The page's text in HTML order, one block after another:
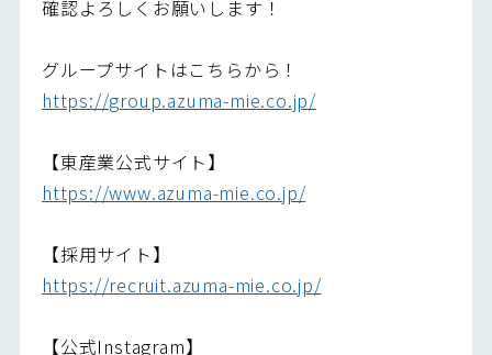
確認よろしくお願いします！
グループサイトはこちらから！
https://group.azuma-mie.co.jp/
【東産業公式サイト】
https://www.azuma-mie.co.jp/
【採用サイト】
https://recruit.azuma-mie.co.jp/
【公式Instagram】